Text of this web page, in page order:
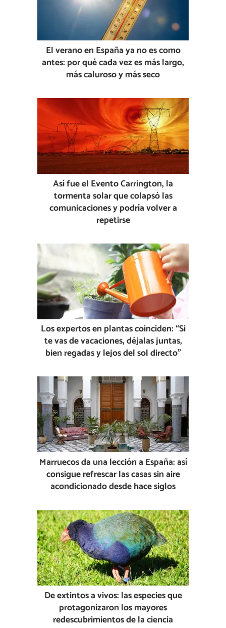
El verano en España ya no es como
antes: por qué cada vez es más largo,
más caluroso y más seco
Así fue el Evento Carrington, la
tormenta solar que colapsó las
comunicaciones y podría volver a
repetirse
Los expertos en plantas coinciden: “Si
te vas de vacaciones, déjalas juntas,
bien regadas y lejos del sol directo”
Marruecos da una lección a España: así
consigue refrescar las casas sin aire
acondicionado desde hace siglos
De extintos a vivos: las especies que
protagonizaron los mayores
redescubrimientos de la ciencia